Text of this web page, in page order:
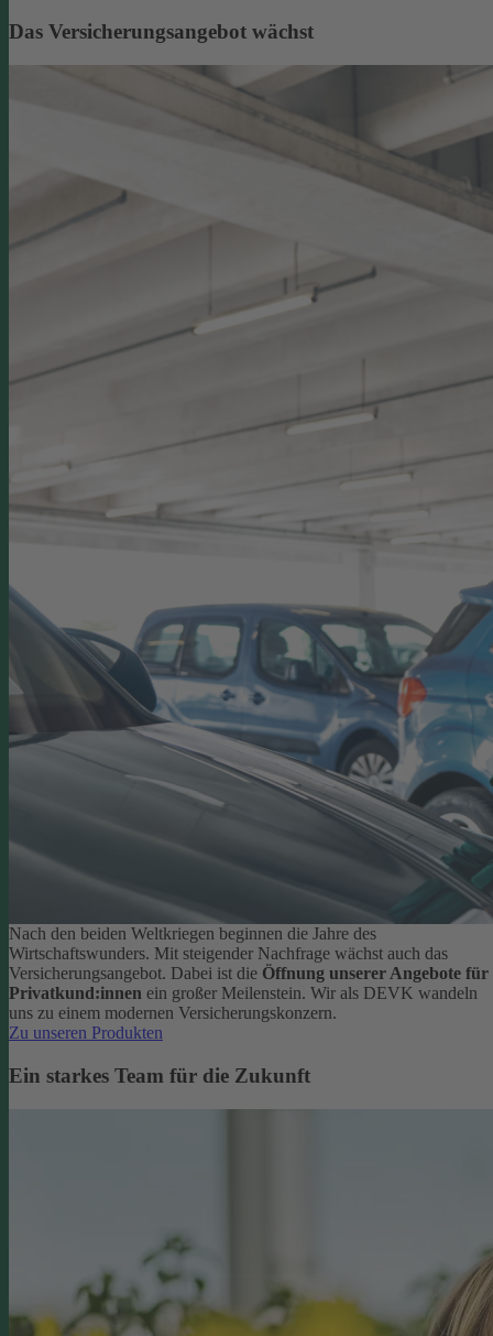
Das Versicherungsangebot wächst
Nach den beiden Weltkriegen beginnen die Jahre des
Wirtschaftswunders. Mit steigender Nachfrage wächst auch das
Versicherungsangebot. Dabei ist die Öffnung unserer Angebote für
Privatkund:innen ein großer Meilenstein. Wir als DEVK wandeln
uns zu einem modernen Versicherungskonzern.
Zu unseren Produkten
Ein starkes Team für die Zukunft